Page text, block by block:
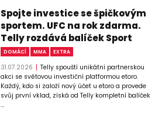
Spojte investice se špičkovým
sportem. UFC na rok zdarma.
Telly rozdává balíček Sport
DOMÁCÍ MMA EXTRA
31.07.2026
Telly spouští unikátní partnerskou
akci se světovou investiční platformou etoro.
Každý, kdo si založí nový účet u etoro a provede
svůj první vklad, získá od Telly kompletní balíček
...